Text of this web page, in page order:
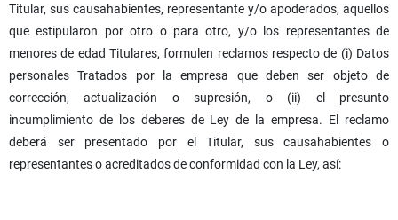
Titular, sus causahabientes, representante y/o apoderados, aquellos
que estipularon por otro o para otro, y/o los representantes de
menores de edad Titulares, formulen reclamos respecto de (i) Datos
personales Tratados por la empresa que deben ser objeto de
corrección, actualización o supresión, o (ii) el presunto
incumplimiento de los deberes de Ley de la empresa. El reclamo
deberá ser presentado por el Titular, sus causahabientes o
representantes o acreditados de conformidad con la Ley, así: